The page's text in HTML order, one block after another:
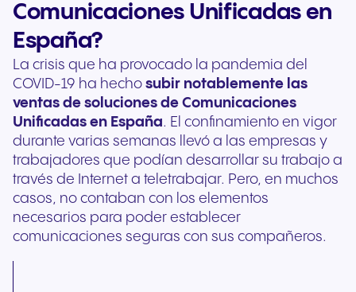
Comunicaciones Unificadas en
España?
La crisis que ha provocado la pandemia del
COVID-19 ha hecho subir notablemente las
ventas de soluciones de Comunicaciones
Unificadas en España. El confinamiento en vigor
durante varias semanas llevó a las empresas y
trabajadores que podían desarrollar su trabajo a
través de Internet a teletrabajar. Pero, en muchos
casos, no contaban con los elementos
necesarios para poder establecer
comunicaciones seguras con sus compañeros.